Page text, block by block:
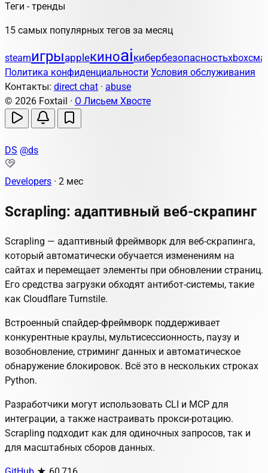
Теги - тренды
15 самых популярных тегов за месяц
steamигрыappleкиноaiкибербезопасностьxbox
Политика конфиденциальности Условия обслуживания
Контакты: direct chat · abuse
© 2026 Foxtail · О Лисьем Хвосте
DS @ds
Developers · 2 мес
Scrapling: адаптивный веб-скрапинг
Scrapling — адаптивный фреймворк для веб-скрапинга,
который автоматически обучается изменениям на
сайтах и перемещает элементы при обновлении страниц.
Его средства загрузки обходят антибот-системы, такие
как Cloudflare Turnstile.
Встроенный спайдер-фреймворк поддерживает
конкурентные краулы, мультисессионность, паузу и
возобновление, стриминг данных и автоматическое
обнаружение блокировок. Всё это в нескольких строках
Python.
Разработчики могут использовать CLI и MCP для
интеграции, а также настраивать прокси-ротацию.
Scrapling подходит как для одиночных запросов, так и
для масштабных сборов данных.